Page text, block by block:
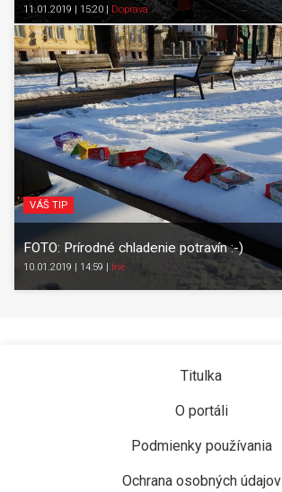
11.01.2019 | 15:20 Doprava
VÁŠ TIP
FOTO: Prírodné chladenie potravín :-)
10.01.2019 | 14:59 Iné
Titulka
O portáli
Podmienky používania
Ochrana osobných údajov